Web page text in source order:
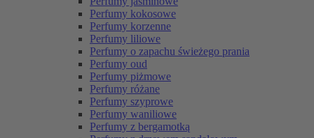
Perfumy kokosowe
Perfumy korzenne
Perfumy liliowe
Perfumy o zapachu świeżego prania
Perfumy oud
Perfumy piżmowe
Perfumy różane
Perfumy szyprowe
Perfumy waniliowe
Perfumy z bergamotką